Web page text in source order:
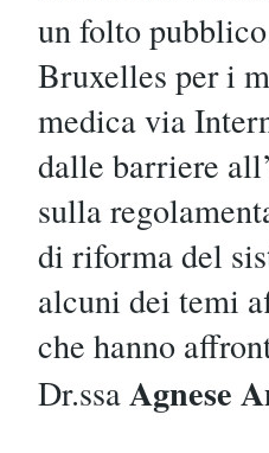
un folto
Bruxelles per i
medica via
dalle barriere
sulla
di riforma del
alcuni dei temi
che hanno
Dr.ssaAgnese